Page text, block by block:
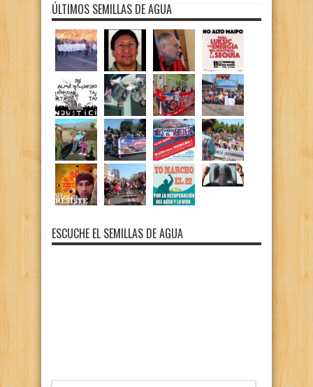
ÚLTIMOS SEMILLAS DE AGUA
ESCUCHE EL SEMILLAS DE AGUA